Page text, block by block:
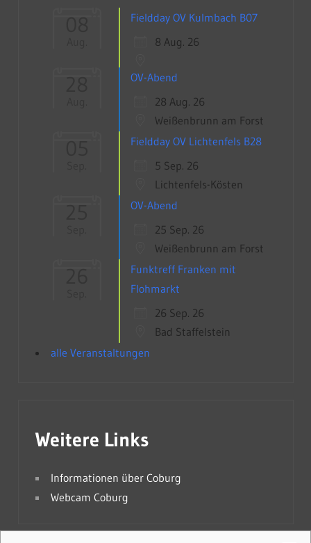
08
Fieldday OV Kulmbach B07
8 Aug. 26
28
OV-Abend
28 Aug. 26
Weißenbrunn am Forst
05
Fieldday OV Lichtenfels B28
5 Sep. 26
Lichtenfels-Kösten
25
OV-Abend
25 Sep. 26
Weißenbrunn am Forst
26
Funktreff Franken mit
Flohmarkt
26 Sep. 26
Bad Staffelstein
alle Veranstaltungen
Weitere Links
Informationen über Coburg
Webcam Coburg